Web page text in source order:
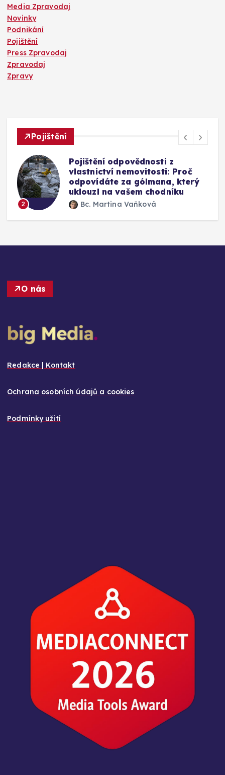
Media Zpravodaj
Novinky
Podnikání
Pojištění
Press Zpravodaj
Zpravodaj
Zpravy
Pojištění
3
Mýty o pojištění skel u auta:
Vyplatí se připlatit si za přední
okno a jak funguje oprava bez
výměny
Bc. Martina Vaňková
O nás
Redakce | Kontakt
Ochrana osobních údajů a cookies
Podmínky užití